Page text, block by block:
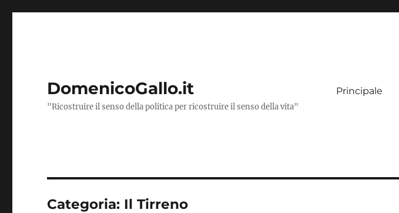
DomenicoGallo.it
"Ricostruire il senso della politica per ricostruire il senso della vita"
Principale
Categoria: Il Tirreno